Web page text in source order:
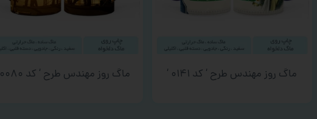
ماگ روز مهندس طرح ‘ کد ۰۱۴۱ ‘ ماگ روز مهندس طرح ‘ کد ۰۰۸۰ ‘